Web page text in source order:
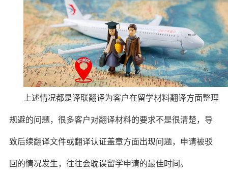
上述情况都是译联翻译为客户在留学材料翻译方面整理
规避的问题，很多客户对翻译材料的要求不是很清楚，导
致后续翻译文件或翻译认证盖章方面出现问题，申请被驳
回的情况发生，往往会耽误留学申请的最佳时间。